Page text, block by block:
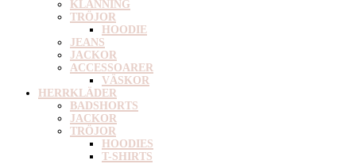
KLÄNNING
TRÖJOR
HOODIE
JEANS
JACKOR
ACCESSOARER
VÄSKOR
HERRKLÄDER
BADSHORTS
JACKOR
TRÖJOR
HOODIES
T-SHIRTS